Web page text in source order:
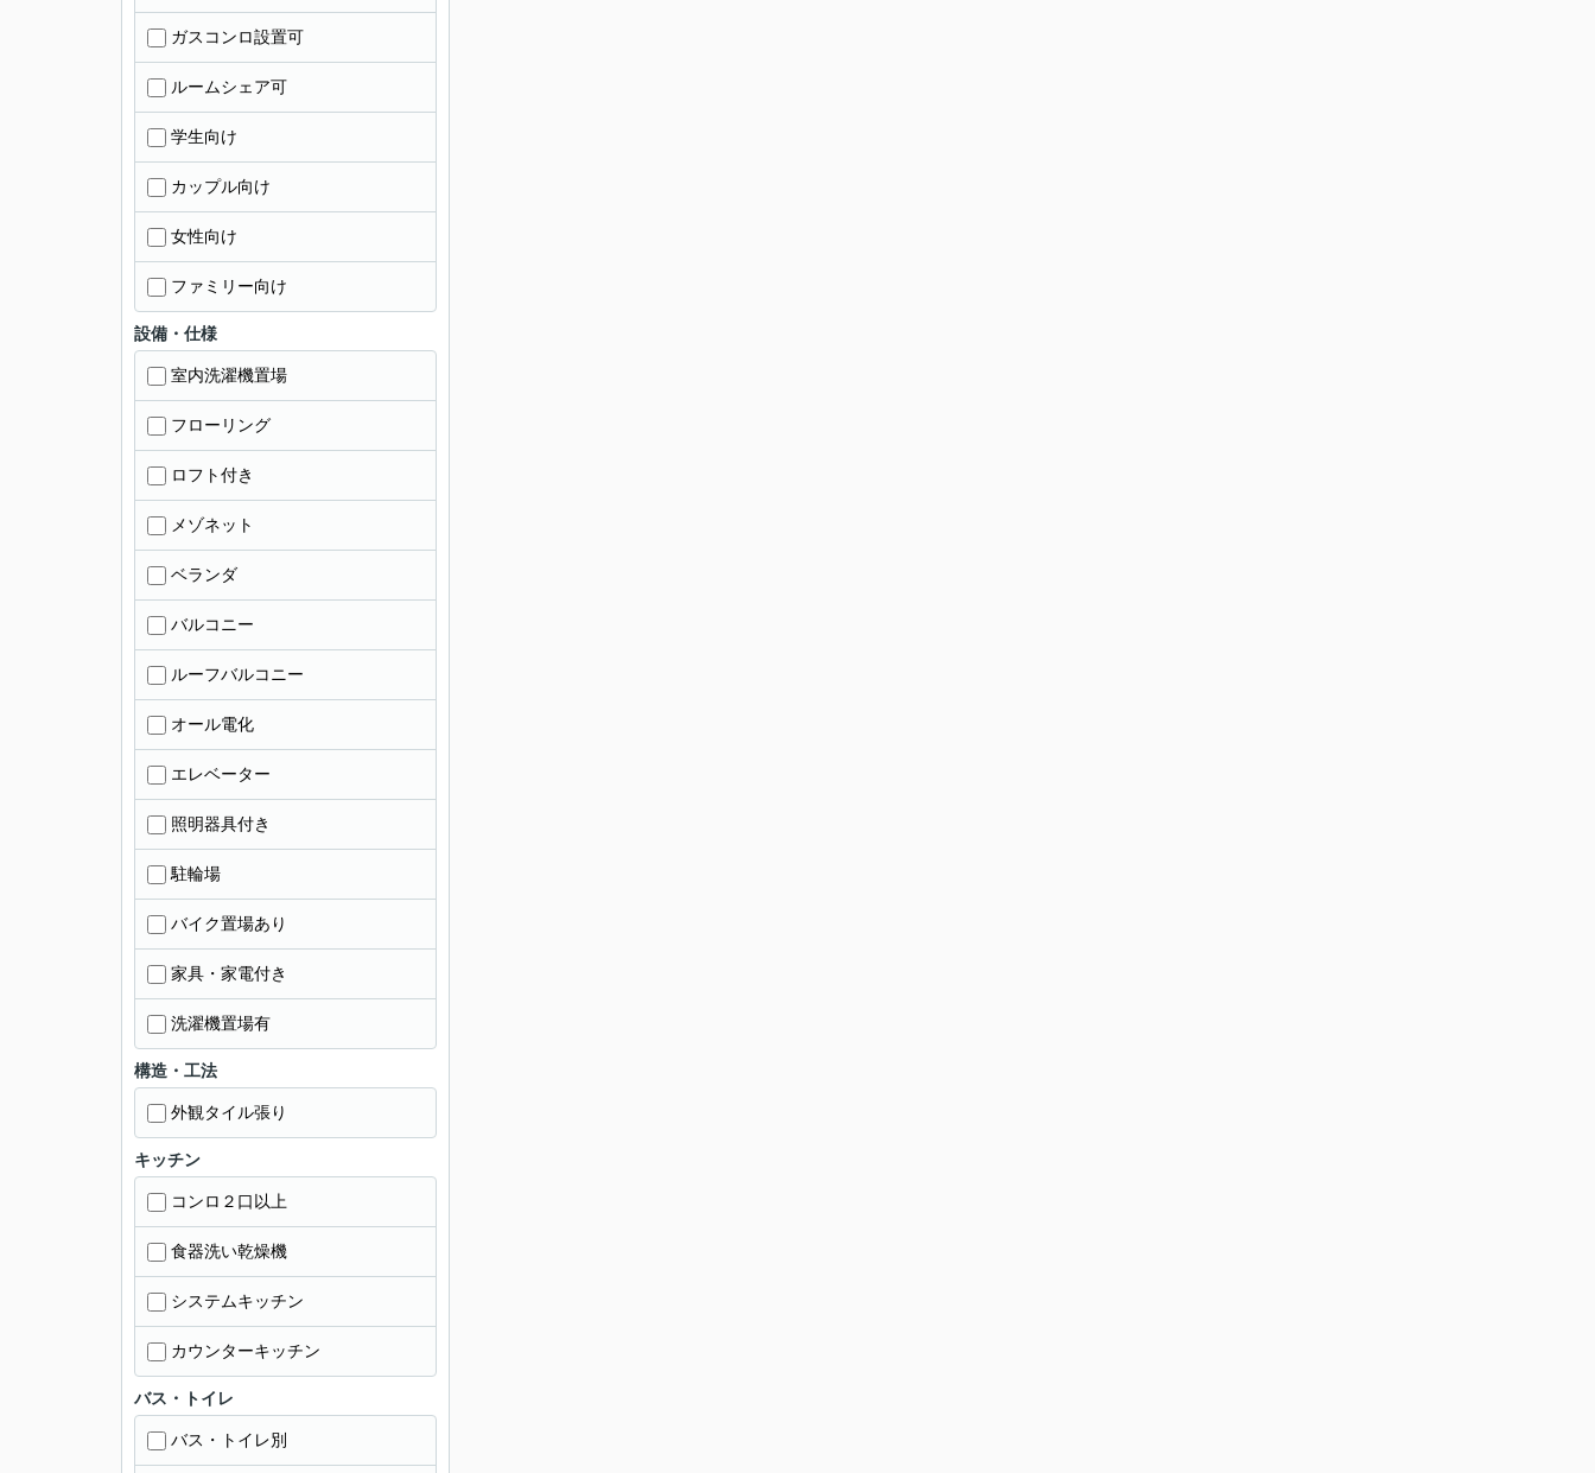
ガスコンロ設置可
ルームシェア可
学生向け
カップル向け
女性向け
ファミリー向け
設備・仕様
室内洗濯機置場
フローリング
ロフト付き
メゾネット
ベランダ
バルコニー
ルーフバルコニー
オール電化
エレベーター
照明器具付き
駐輪場
バイク置場あり
家具・家電付き
洗濯機置場有
構造・工法
外観タイル張り
キッチン
コンロ２口以上
食器洗い乾燥機
システムキッチン
カウンターキッチン
バス・トイレ
バス・トイレ別